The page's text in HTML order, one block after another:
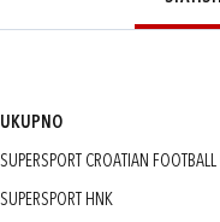
UKUPNO
SUPERSPORT CROATIAN FOOTBALL
SUPERSPORT HNK